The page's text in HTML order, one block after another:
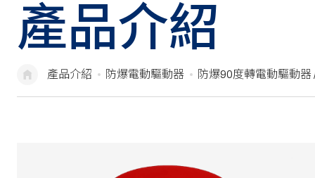
產品介紹
產品介紹 防爆電動驅動器 防爆90度轉電動驅動器